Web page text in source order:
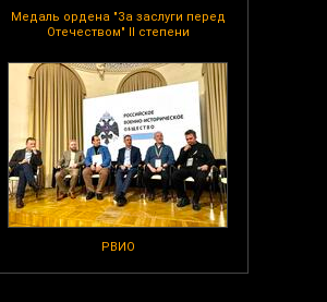
Медаль ордена "За заслуги перед
Отечеством" II степени
РВИО